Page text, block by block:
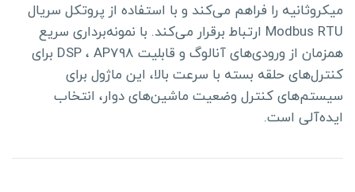
میکروثانیه را فراهم می‌کند و با استفاده از پروتکل سریال
Modbus RTU ارتباط برقرار می‌کند. با نمونه‌برداری سریع
همزمان از ورودی‌های آنالوگ و قابلیت DSP ، AP798 برای
کنترل‌های حلقه بسته با سرعت بالا، این ماژول برای
سیستم‌های کنترل وضعیت ماشین‌های دوار، انتخاب
ایده‌آلی است.